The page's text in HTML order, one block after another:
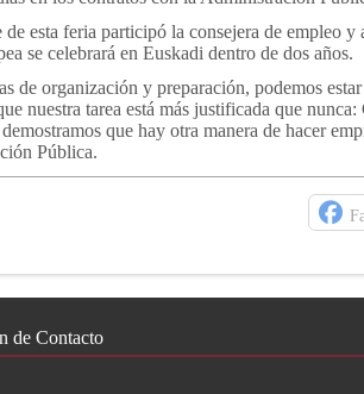
de esta feria participó la consejera de empleo
se celebrará en Euskadi dentro de dos años.
de organización y preparación, podemos
nuestra tarea está más justificada que
que hay otra manera de hacer
Pública.
de Contacto